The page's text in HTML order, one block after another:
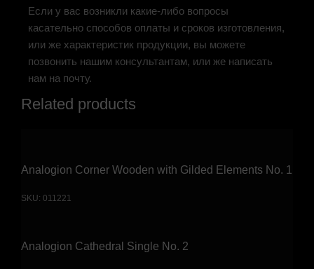
Если у вас возникли какие-либо вопросы
касательно способов оплаты и сроков изготовления,
или же характеристик продукции, вы можете
позвонить нашим консультантам, или же написать
нам на почту.
Related products
Analogion Corner Wooden with Gilded Elements No. 1
SKU: 011221
Analogion Cathedral Single No. 2